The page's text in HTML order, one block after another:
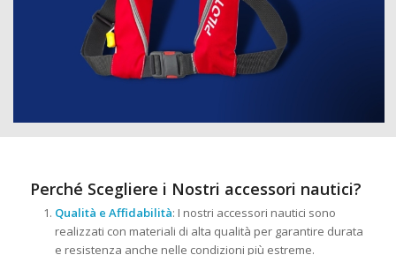
Perché Scegliere i Nostri accessori nautici?
Qualità e Affidabilità: I nostri accessori nautici sono
realizzati con materiali di alta qualità per garantire durata
e resistenza anche nelle condizioni più estreme.